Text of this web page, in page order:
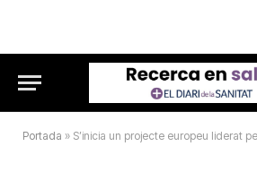
Portada » S’inicia un projecte europeu liderat pel Clínic-IDIBAPS per millorar